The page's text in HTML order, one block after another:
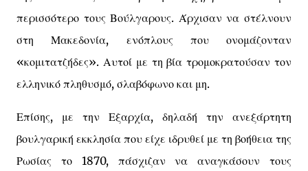
περισσότερο τους Βούλγαρους. Άρχισαν να στέλνουν
στη Μακεδονία, ενόπλους που ονομάζονταν
«κομιτατζήδες». Αυτοί με τη βία τρομοκρατούσαν τον
ελληνικό πληθυσμό, σλαβόφωνο και μη.
Επίσης, με την Εξαρχία, δηλαδή την ανεξάρτητη
βουλγαρική εκκλησία που είχε ιδρυθεί με τη βοήθεια της
Ρωσίας το 1870, πάσχιζαν να αναγκάσουν τους